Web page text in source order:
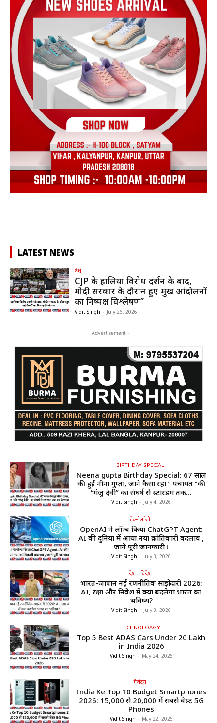
LATEST NEWS
देश
CJP के हालिया विरोध प्रदर्शन के बाद,
मोदी सरकार के दौरान हुए प्रमुख आंदोलनों
का निष्पक्ष विश्लेषण”
Vidit Singh - July 26, 2026
- Advertisement -
BIRTHDAY SPECIAL
Neena gupta Birthday Special: 67 साल
की हुईं नीना गुप्ता, जाने कैसा रहा ” पंचायत “की
“मंजु देवी” का संघर्ष से स्टारडम तक...
Vidit Singh - July 4, 2026
टेक्नोलॉजी
OpenAI ने लॉन्च किया ChatGPT Agent:
AI की दुनिया में आया नया क्रांतिकारी बदलाव ,
जाने पूरी जानकारी !
Vidit Singh - July 3, 2026
देश - विदेश
भारत-जापान नई रणनीतिक साझेदारी 2026:
AI, रक्षा और निवेश में क्या बदलेगा भारत का
भविष्य?
Vidit Singh - July 3, 2026
TECHNOLOAGY
Top 5 Best ADAS Cars Under ₹20 Lakh
in India 2026
Vidit Singh - May 24, 2026
गैजेट्स
India Ke Top 10 Budget Smartphones
2026: ₹15,000 से ₹20,000 में सबसे बेस्ट 5G
Phones
Vidit Singh - May 22, 2026